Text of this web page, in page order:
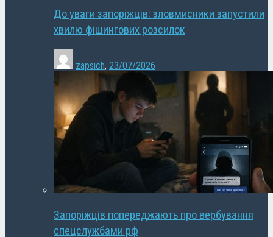
До уваги запоріжців: зловмисники запустили
хвилю фішингових розсилок
zapsich, 23/07/2026
Запоріжців попереджають про вербування
спецслужбами рф